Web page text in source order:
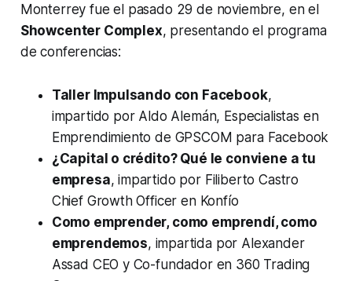
Monterrey fue el pasado 29 de noviembre, en el
Showcenter Complex, presentando el programa
de conferencias:
Taller Impulsando con Facebook,
impartido por Aldo Alemán, Especialistas en
Emprendimiento de GPSCOM para Facebook
¿Capital o crédito? Qué le conviene a tu
empresa, impartido por Filiberto Castro
Chief Growth Officer en Konfío
Como emprender, como emprendí, como
emprendemos, impartida por Alexander
Assad CEO y Co-fundador en 360 Trading